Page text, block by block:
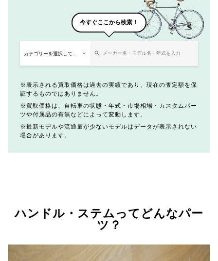
今すぐここから検索！
表示される買取価格は過去の実績であり、現在の査定額を保
証するものではありません。
買取価格は、自転車の状態・年式・市場相場・カスタムパー
ツや付属品の有無などによって変動します。
最新モデルや流通量が少ないモデルはデータが表示されない
場合があります。
ハンドル・ステムってどんなパー
ツ？